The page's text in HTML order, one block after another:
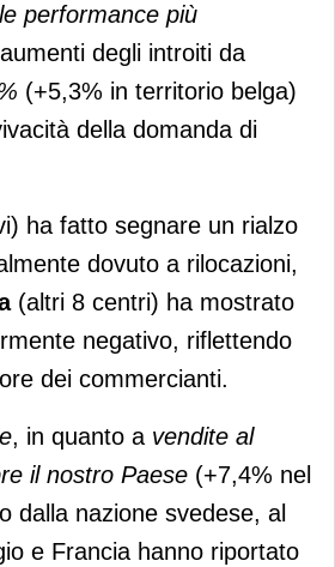
le performance più
aumenti degli introiti da
(+5,3% in territorio belga)
della domanda di
ha fatto segnare un rialzo
dovuto a rilocazioni,
(altri 8 centri) ha mostrato
negativo, riflettendo
dei commercianti.
, in quanto a vendite al
il nostro Paese (+7,4% nel
dalla nazione svedese, al
e Francia hanno riportato